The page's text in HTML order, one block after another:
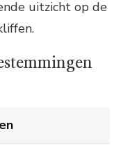
uitzicht op de